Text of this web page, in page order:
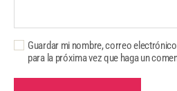
Guardar mi nombre, correo
para la próxima vez que haga un